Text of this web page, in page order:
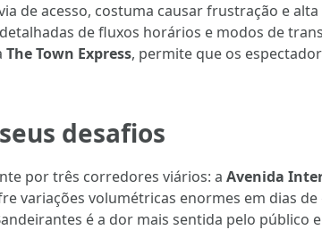
de acesso, costuma causar frustração e
de fluxos horários e modos de
The Town Express, permite que os
desafios
por três corredores viários: a Avenida
variações volumétricas enormes em dias
é a dor mais sentida pelo público